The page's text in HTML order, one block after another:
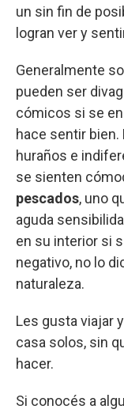
un sin fin de
logran ver y
Generalmente
pueden ser
cómicos si se
hace sentir bien.
huraños e
se sienten
pescados, uno
aguda
en su interior si
negativo, no lo
naturaleza.
Les gusta viajar
casa solos, sin
hacer.
Si conocés a